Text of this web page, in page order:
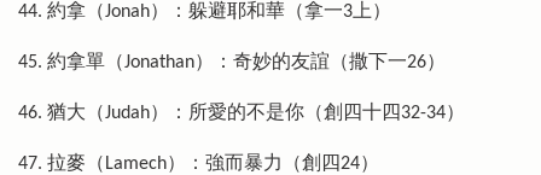
44. 約拿（Jonah）：躲避耶和華（拿一3上）
45. 約拿單（Jonathan）：奇妙的友誼（撒下一26）
46. 猶大（Judah）：所愛的不是你（創四十四32-34）
47. 拉麥（Lamech）：強而暴力（創四24）